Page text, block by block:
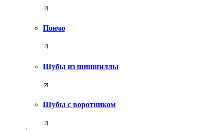
Пончо
Шубы из шиншиллы
Шубы с воротником